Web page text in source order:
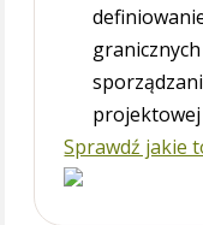
projektowej
Sprawdź jakie